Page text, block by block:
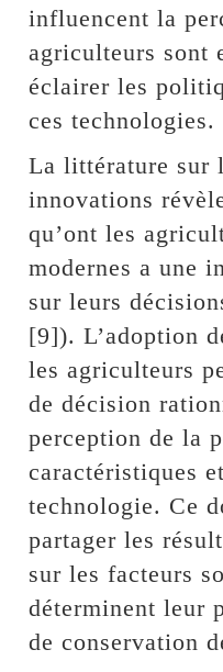
influencent la
agriculteurs sont
éclairer les
ces technologies.
La littérature sur
innovations
qu’ont les
modernes a une
sur leurs
[9]). L’adoption
les agriculteurs
de décision
perception de la
caractéristiques
technologie. Ce
partager les
sur les facteurs
déterminent leur
de conservation